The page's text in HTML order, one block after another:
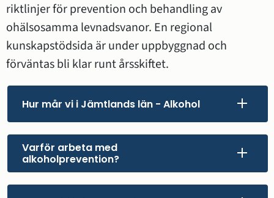
riktlinjer för prevention och behandling av
ohälsosamma levnadsvanor. En regional
kunskapstödsida är under uppbyggnad och
förväntas bli klar runt årsskiftet.
Hur mår vi i Jämtlands län - Alkohol
Varför arbeta med
alkoholprevention?